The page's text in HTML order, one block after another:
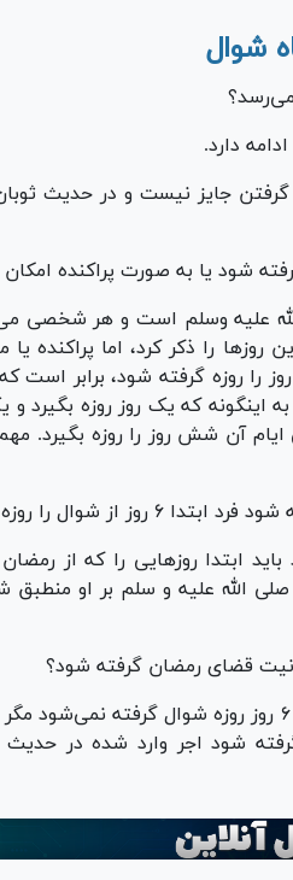
گرفتن جایز نیست و در حدیث
الله علیه وسلم است و هر شخصی
را ذکر کرد، اما پراکنده یا
نکرد. براین اساس مقصود آنست که از ماه شوال ۶ روز را روزه گرفته
اینگونه که یک روز روزه بگیرد و
شوال را روزه بگیرد؟
ابتدا روز‌هایی را که از
صلی الله علیه و سلم بر او
جایز نیست، زیرا روزه شوال مرتبط با رمضان است و ۶ روز روزه
رمضان گرفته شود اجر وارد شده